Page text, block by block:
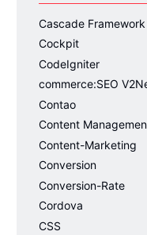
Cascade Framework
Cockpit
CodeIgniter
commerce:SEO
Contao
Content
Content-Marketing
Conversion
Conversion-Rate
Cordova
CSS